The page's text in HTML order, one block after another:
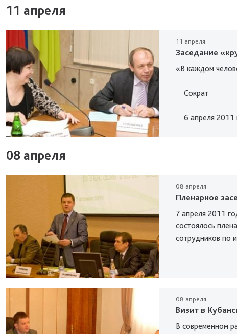
11 апреля
11 апреля
Заседание
«В каждом
Сократ
6 апреля 2011
08 апреля
08 апреля
Пленарное
7 апреля 2011
состоялось
сотрудников по
08 апреля
Визит в
В современном